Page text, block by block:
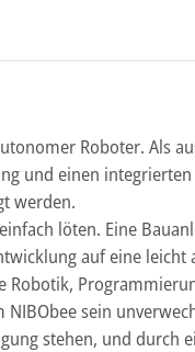
Roboter. Als
und einen
werden.
löten. Eine
auf eine
Robotik,
sein
stehen, und durch